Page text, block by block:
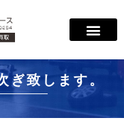
ぎ致します。